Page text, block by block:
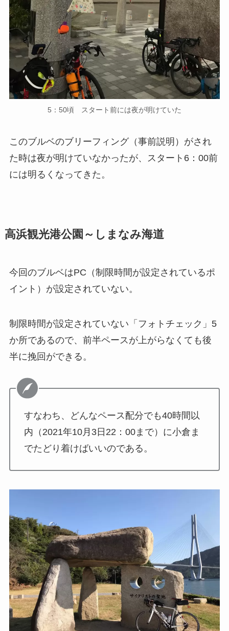
5：50頃 スタート前には夜が明けていた
このブルベのブリーフィング（事前説明）がされ
た時は夜が明けていなかったが、スタート6：00前
には明るくなってきた。
高浜観光港公園～しまなみ海道
今回のブルベはPC（制限時間が設定されているポ
イント）が設定されていない。
制限時間が設定されていない「フォトチェック」5
か所であるので、前半ペースが上がらなくても後
半に挽回ができる。
すなわち、どんなペース配分でも40時間以
内（2021年10月3日22：00まで）に小倉ま
でたどり着けばいいのである。